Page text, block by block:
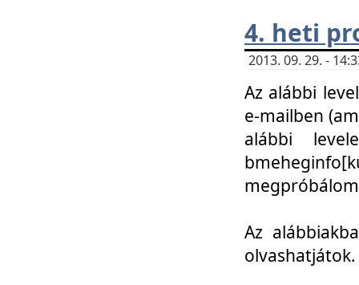
4. heti
2013. 09. 29. -
Az alábbi
e-mailben
alábbi
Az
olvashatjátok.